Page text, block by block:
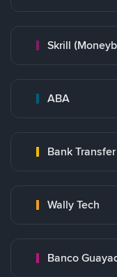
Skrill
ABA
Bank Transfer
Wally Tech
Banco